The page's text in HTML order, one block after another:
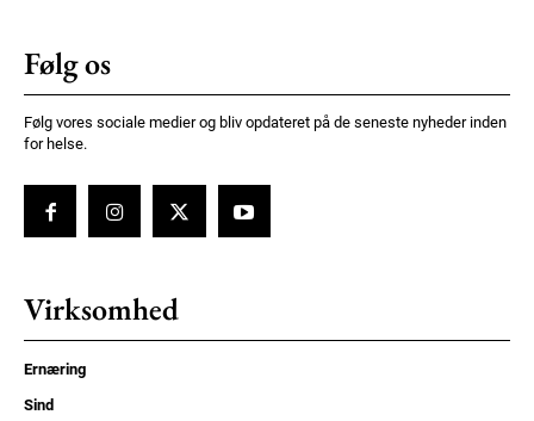
Følg os
Følg vores sociale medier og bliv opdateret på de seneste nyheder inden
for helse.
Virksomhed
Ernæring
Sind